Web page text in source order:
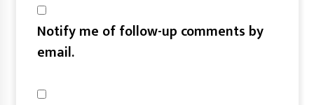
Notify me of follow-up comments by
email.